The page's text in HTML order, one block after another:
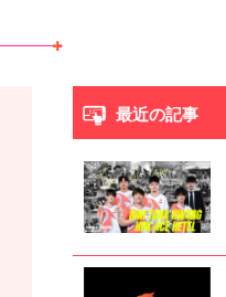
最近の記事